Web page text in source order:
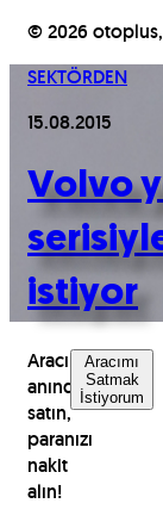
© 2026 otoplus,
SEKTÖRDEN
15.08.2015
Volvo
istiyor
Aracınızı
anında
satın,
paranızı
nakit
alın!
Aracımı
Satmak
İstiyorum